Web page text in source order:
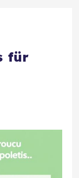
für